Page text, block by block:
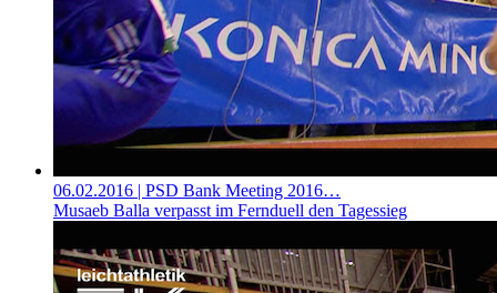
06.02.2016 | PSD Bank Meeting 2016…
Musaeb Balla verpasst im Fernduell den Tagessieg